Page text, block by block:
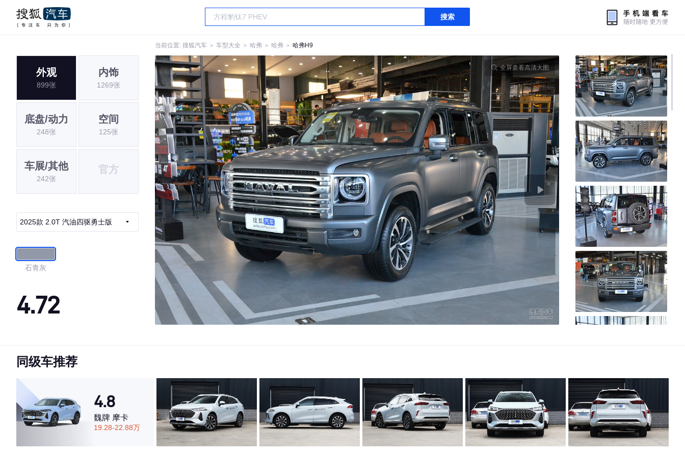
搜索
当前位置: 搜狐汽车 ＞ 车型大全 ＞ 哈弗 ＞ 哈弗 ＞ 哈弗H9
外观
899张
内饰
1269张
底盘/动力
248张
空间
125张
车展/其他
242张
官方
2025款 2.0T 汽油四驱勇士版
石青灰
4.72
·内饰表现一般，低于51%同级车
·空间表现较为优秀，优于61%同级车
全屏查看高清大图
同级车推荐
4.8
魏牌 摩卡
19.28-22.88万